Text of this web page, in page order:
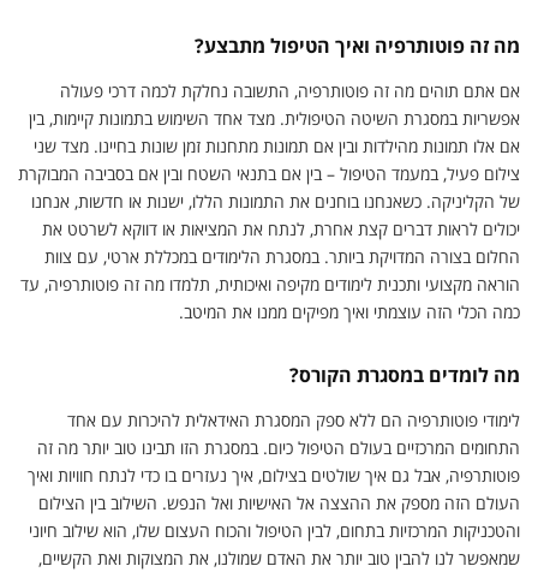
מה זה פוטותרפיה ואיך הטיפול מתבצע?
אם אתם תוהים מה זה פוטותרפיה, התשובה נחלקת לכמה דרכי פעולה
אפשריות במסגרת השיטה הטיפולית. מצד אחד השימוש בתמונות קיימות, בין
אם אלו תמונות מהילדות ובין אם תמונות מתחנות זמן שונות בחיינו. מצד שני
צילום פעיל, במעמד הטיפול – בין אם בתנאי השטח ובין אם בסביבה המבוקרת
של הקליניקה. כשאנחנו בוחנים את התמונות הללו, ישנות או חדשות, אנחנו
יכולים לראות דברים קצת אחרת, לנתח את המציאות או דווקא לשרטט את
החלום בצורה המדויקת ביותר. במסגרת הלימודים במכללת ארטי, עם צוות
הוראה מקצועי ותכנית לימודים מקיפה ואיכותית, תלמדו מה זה פוטותרפיה, עד
כמה הכלי הזה עוצמתי ואיך מפיקים ממנו את המיטב.
מה לומדים במסגרת הקורס?
לימודי פוטותרפיה הם ללא ספק המסגרת האידאלית להיכרות עם אחד
התחומים המרכזיים בעולם הטיפול כיום. במסגרת הזו תבינו טוב יותר מה זה
פוטותרפיה, אבל גם איך שולטים בצילום, איך נעזרים בו כדי לנתח חוויות ואיך
העולם הזה מספק את ההצצה אל האישיות ואל הנפש. השילוב בין הצילום
והטכניקות המרכזיות בתחום, לבין הטיפול והכוח העצום שלו, הוא שילוב חיוני
שמאפשר לנו להבין טוב יותר את האדם שמולנו, את המצוקות ואת הקשיים,